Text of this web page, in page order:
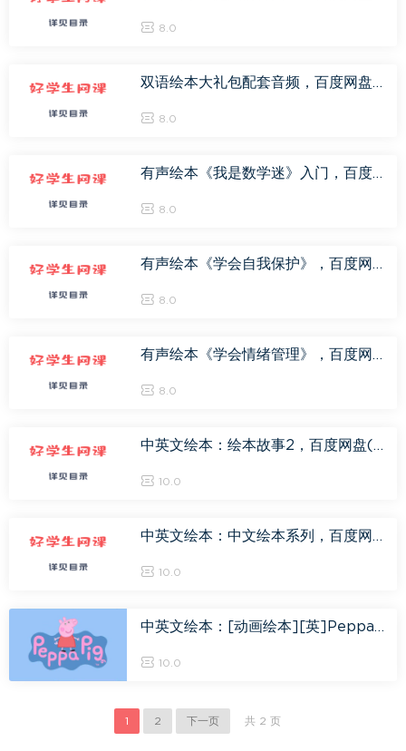
8.0
双语绘本大礼包配套音频，百度网盘(95.48M)
8.0
有声绘本《我是数学迷》入门，百度网盘(29.44M)
8.0
有声绘本《学会自我保护》，百度网盘(20.77M)
8.0
有声绘本《学会情绪管理》，百度网盘(23.28M)
8.0
中英文绘本：绘本故事2，百度网盘(2.34G)
10.0
中英文绘本：中文绘本系列，百度网盘(1.78G)
10.0
中英文绘本：[动画绘本][英]Peppa Pig(粉红小猪妹)第4季到39集，百度网盘(8.23G)
10.0
1 2 下一页 共 2 页